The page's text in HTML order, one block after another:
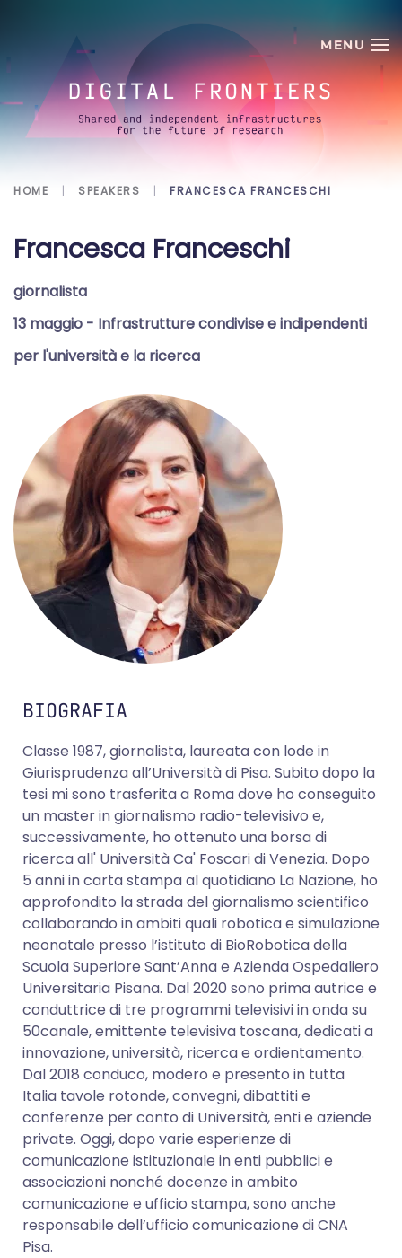
Skip to main content
HOME SPEAKERS FRANCESCA FRANCESCHI
Francesca Franceschi
giornalista
13 maggio - Infrastrutture condivise e indipendenti
per l'università e la ricerca
BIOGRAFIA
Classe 1987, giornalista, laureata con lode in
Giurisprudenza all’Università di Pisa. Subito dopo la
tesi mi sono trasferita a Roma dove ho conseguito
un master in giornalismo radio-televisivo e,
successivamente, ho ottenuto una borsa di
ricerca all' Università Ca' Foscari di Venezia. Dopo
5 anni in carta stampa al quotidiano La Nazione, ho
approfondito la strada del giornalismo scientifico
collaborando in ambiti quali robotica e simulazione
neonatale presso l’istituto di BioRobotica della
Scuola Superiore Sant’Anna e Azienda Ospedaliero
Universitaria Pisana. Dal 2020 sono prima autrice e
conduttrice di tre programmi televisivi in onda su
50canale, emittente televisiva toscana, dedicati a
innovazione, università, ricerca e ordientamento.
Dal 2018 conduco, modero e presento in tutta
Italia tavole rotonde, convegni, dibattiti e
conferenze per conto di Università, enti e aziende
private. Oggi, dopo varie esperienze di
comunicazione istituzionale in enti pubblici e
associazioni nonché docenze in ambito
comunicazione e ufficio stampa, sono anche
responsabile dell’ufficio comunicazione di CNA
Pisa.